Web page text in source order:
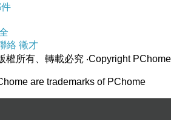
往市區內的熱門景點變得方
飯店中享受尊貴的服務與設
施有可寄放行李, 公共區域
販賣機, 接駁服務。
絡 徵才
權所有、轉載必究 ‧Copyright PChome
are trademarks of PChome